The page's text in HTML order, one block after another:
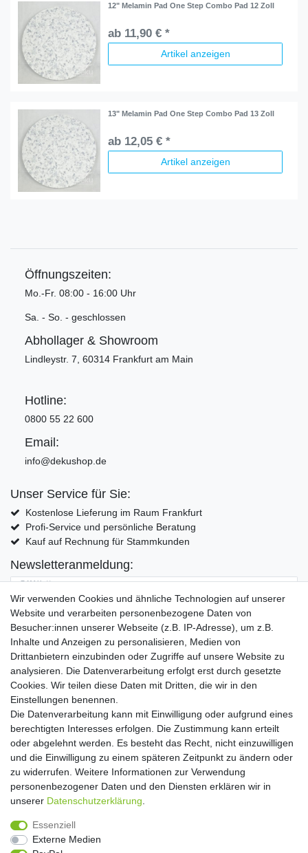
12" Melamin Pad One Step Combo Pad 12 Zoll
ab 11,90 € *
Artikel anzeigen
13" Melamin Pad One Step Combo Pad 13 Zoll
ab 12,05 € *
Artikel anzeigen
Öffnungszeiten:
Mo.-Fr. 08:00 - 16:00 Uhr
Sa. - So. - geschlossen
Abhollager & Showroom
Lindleystr. 7, 60314 Frankfurt am Main
Hotline:
0800 55 22 600
Email:
info@dekushop.de
Unser Service für Sie:
Kostenlose Lieferung im Raum Frankfurt
Profi-Service und persönliche Beratung
Kauf auf Rechnung für Stammkunden
Newsletteranmeldung:
E-MAIL **
Hiermit bestätige ich, dass ich die Daten­schutz­erklärung
Einwilligung kann ich jederzeit widerrufen.**
Abonnieren
** Hierbei handelt es sich um ein Pflichtfeld.
Widerrufs­recht Widerrufs­formular Impressum
Daten­schutz­erklärung AGB Kontakt
Wir verwenden Cookies und ähnliche Technologien auf unserer
Website und verarbeiten personenbezogene Daten von
Besucher:innen unserer Webseite (z.B. IP-Adresse), um z.B.
Inhalte und Anzeigen zu personalisieren, Medien von
Drittanbietern einzubinden oder Zugriffe auf unsere Website zu
analysieren. Die Datenverarbeitung erfolgt erst durch gesetzte
Cookies. Wir teilen diese Daten mit Dritten, die wir in den
Einstellungen benennen.
Die Datenverarbeitung kann mit Einwilligung oder aufgrund eines
berechtigten Interesses erfolgen. Die Zustimmung kann erteilt
oder abgelehnt werden. Es besteht das Recht, nicht einzuwilligen
und die Einwilligung zu einem späteren Zeitpunkt zu ändern oder
zu widerrufen. Weitere Informationen zur Verwendung
personenbezogener Daten und den Diensten erklären wir in
unserer Daten­schutz­erklärung
Essenziell
Externe Medien
Copyright 2016 | Dekushop.de | Alle Rechte vorbehalten. |
Angebote gelten nur für Industrie, Handel, Handwerk und